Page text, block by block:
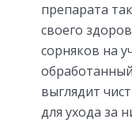
препарата
своего
сорняков на
выглядит
для ухода за